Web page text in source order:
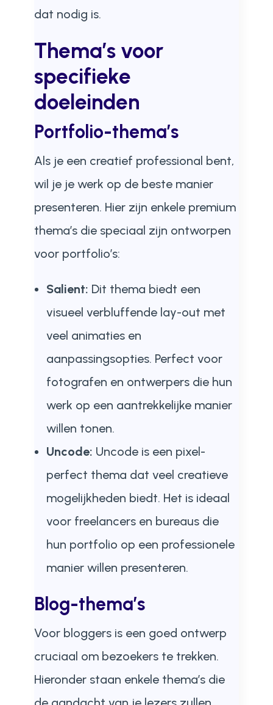
dat nodig is.
Thema’s voor
specifieke
doeleinden
Portfolio-thema’s
Als je een creatief professional bent,
wil je je werk op de beste manier
presenteren. Hier zijn enkele premium
thema’s die speciaal zijn ontworpen
voor portfolio’s:
Salient: Dit thema biedt een
visueel verbluffende lay-out met
veel animaties en
aanpassingsopties. Perfect voor
fotografen en ontwerpers die hun
werk op een aantrekkelijke manier
willen tonen.
Uncode: Uncode is een pixel-
perfect thema dat veel creatieve
mogelijkheden biedt. Het is ideaal
voor freelancers en bureaus die
hun portfolio op een professionele
manier willen presenteren.
Blog-thema’s
Voor bloggers is een goed ontwerp
cruciaal om bezoekers te trekken.
Hieronder staan enkele thema’s die